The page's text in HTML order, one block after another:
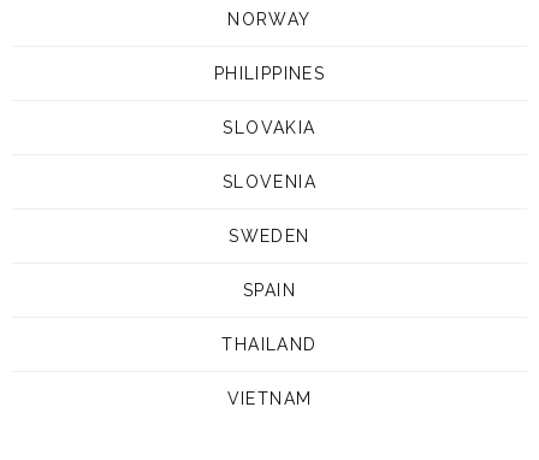
NORWAY
PHILIPPINES
SLOVAKIA
SLOVENIA
SWEDEN
SPAIN
THAILAND
VIETNAM